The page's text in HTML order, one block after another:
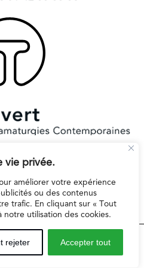
vie privée.
améliorer votre expérience
ou des contenus
trafic. En cliquant sur « Tout
notre utilisation des cookies.
rejeter Accepter tout
la Culture et la Ville de Paris.
Mentions légales
de protection des données personnelles